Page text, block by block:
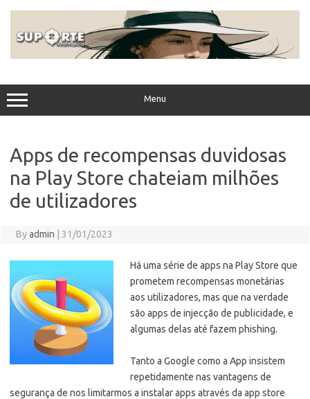
Menu
Apps de recompensas duvidosas
na Play Store chateiam milhões
de utilizadores
Byadmin 31/01/2023
Há uma série de apps na Play Store que
prometem recompensas monetárias
aos utilizadores, mas que na verdade
são apps de injecção de publicidade, e
algumas delas até fazem phishing.
Tanto a Google como a App insistem
repetidamente nas vantagens de
segurança de nos limitarmos a instalar apps através da app store